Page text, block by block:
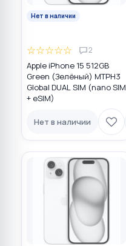
Нет в наличии
☆☆☆☆☆ 2
Apple iPhone 15 512GB
Green (Зелёный) MTPH3
Global DUAL SIM (nano SIM
+ eSIM)
Нет в наличии